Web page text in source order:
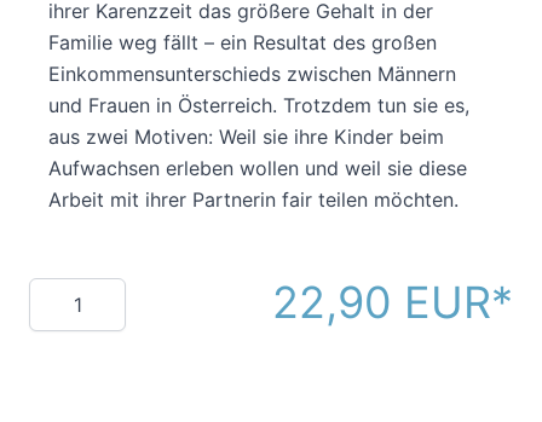
ihrer Karenzzeit das größere Gehalt in der
Familie weg fällt – ein Resultat des großen
Einkommensunterschieds zwischen Männern
und Frauen in Österreich. Trotzdem tun sie es,
aus zwei Motiven: Weil sie ihre Kinder beim
Aufwachsen erleben wollen und weil sie diese
Arbeit mit ihrer Partnerin fair teilen möchten.
Menge 22,90 EUR